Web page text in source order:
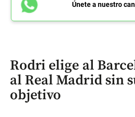
Únete a nuestro
Rodri elige al
al Real Madrid sin
objetivo